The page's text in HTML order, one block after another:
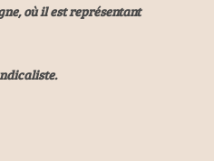
où il est représentant